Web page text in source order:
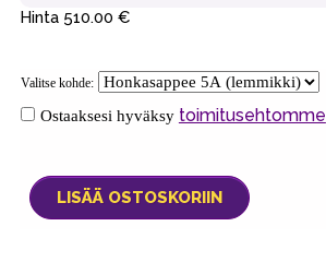
Hinta 510.00 €
Valitse kohde:
Ostaaksesi hyväksy toimitusehtomme